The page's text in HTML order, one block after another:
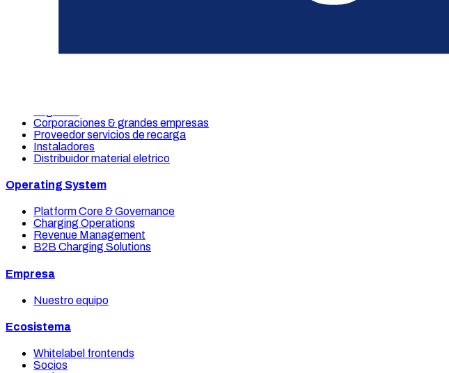
Corporaciones & grandes empresas
Proveedor servicios de recarga
Instaladores
Distribuidor material eletrico
Operating System
Platform Core & Governance
Charging Operations
Revenue Management
B2B Charging Solutions
Empresa
Nuestro equipo
Ecosistema
Whitelabel frontends
Socios